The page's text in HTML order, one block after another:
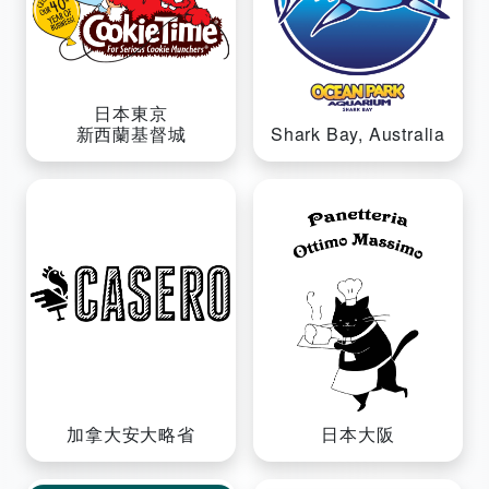
日本東京
新西蘭基督城
Shark Bay, Australia
加拿大安大略省 日本大阪